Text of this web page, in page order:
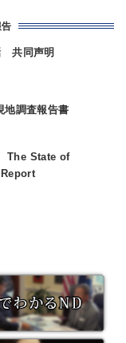
共同声明
地調査報告書
The State of